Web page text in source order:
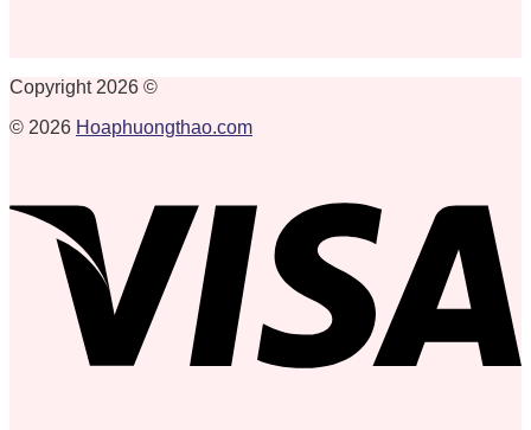
Copyright 2026 ©
© 2026 Hoaphuongthao.com